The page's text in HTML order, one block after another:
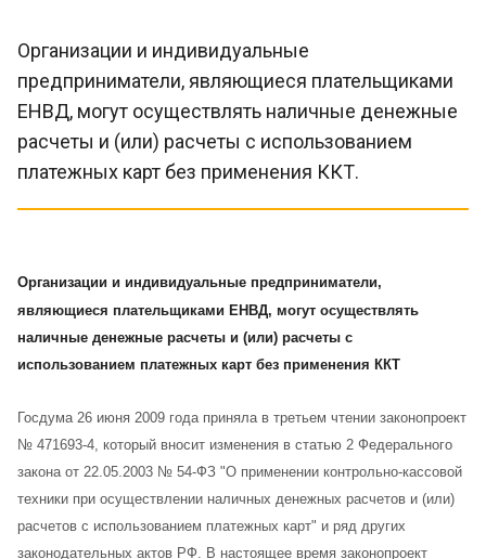
Организации и индивидуальные
предприниматели, являющиеся плательщиками
ЕНВД, могут осуществлять наличные денежные
расчеты и (или) расчеты с использованием
платежных карт без применения ККТ.
Организации и индивидуальные предприниматели,
являющиеся плательщиками ЕНВД, могут осуществлять
наличные денежные расчеты и (или) расчеты с
использованием платежных карт без применения ККТ
Госдума 26 июня 2009 года приняла в третьем чтении законопроект
№ 471693-4, который вносит изменения в статью 2 Федерального
закона от 22.05.2003 № 54-ФЗ "О применении контрольно-кассовой
техники при осуществлении наличных денежных расчетов и (или)
расчетов с использованием платежных карт" и ряд других
законодательных актов РФ. В настоящее время законопроект